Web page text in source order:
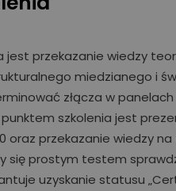
jest przekazanie wiedzy
miedzianego i
złącza w
szkolenia jest
oraz przekazanie wiedzy
się prostym testem
uzyskanie statusu